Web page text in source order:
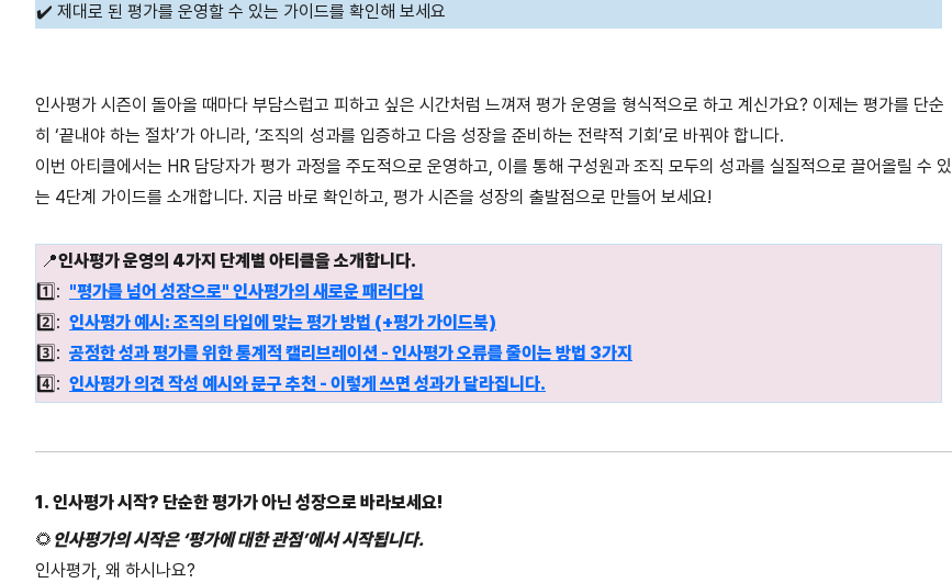
✔️ 제대로 된 평가를 운영할 수 있는 가이드를 확인해 보세요
인사평가 시즌이 돌아올 때마다 부담스럽고 피하고 싶은 시간처럼 느껴져 평가 운영을 형식적으로 하고 계신가요? 이제는 평가를 단순
히 ‘끝내야 하는 절차’가 아니라, ‘조직의 성과를 입증하고 다음 성장을 준비하는 전략적 기회’로 바꿔야 합니다.
이번 아티클에서는 HR 담당자가 평가 과정을 주도적으로 운영하고, 이를 통해 구성원과 조직 모두의 성과를 실질적으로 끌어올릴 수 있
는 4단계 가이드를 소개합니다. 지금 바로 확인하고, 평가 시즌을 성장의 출발점으로 만들어 보세요!
📍인사평가 운영의 4가지 단계별 아티클을 소개합니다.
1️⃣: "평가를 넘어 성장으로" 인사평가의 새로운 패러다임
2️⃣: 인사평가 예시: 조직의 타입에 맞는 평가 방법 (+평가 가이드북)
3️⃣: 공정한 성과 평가를 위한 통계적 캘리브레이션 - 인사평가 오류를 줄이는 방법 3가지
4️⃣: 인사평가 의견 작성 예시와 문구 추천 - 이렇게 쓰면 성과가 달라집니다.
1. 인사평가 시작? 단순한 평가가 아닌 성장으로 바라보세요!
🌻 인사평가의 시작은 ‘평가에 대한 관점’에서 시작됩니다.
인사평가, 왜 하시나요?